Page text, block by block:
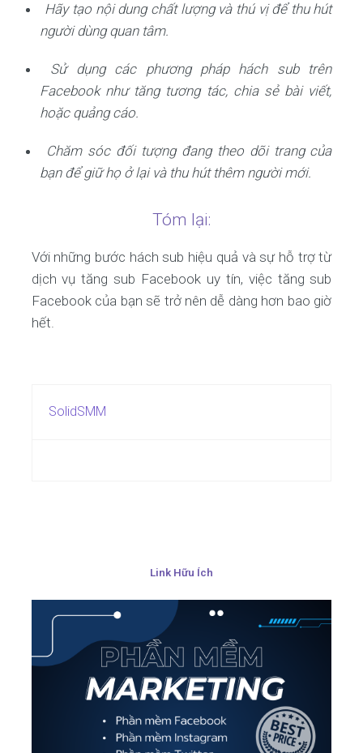
Hãy tạo nội dung chất lượng và thú vị để thu hút
người dùng quan tâm.
Sử dụng các phương pháp hách sub trên
Facebook như tăng tương tác, chia sẻ bài viết,
hoặc quảng cáo.
Chăm sóc đối tượng đang theo dõi trang của
bạn để giữ họ ở lại và thu hút thêm người mới.
Tóm lại:
Với những bước hách sub hiệu quả và sự hỗ trợ từ
dịch vụ tăng sub Facebook uy tín, việc tăng sub
Facebook của bạn sẽ trở nên dễ dàng hơn bao giờ
hết.
SolidSMM
Link Hữu Ích